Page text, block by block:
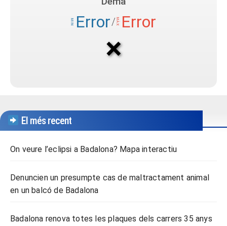
El més recent
On veure l’eclipsi a Badalona? Mapa interactiu
Denuncien un presumpte cas de maltractament animal
en un balcó de Badalona
Badalona renova totes les plaques dels carrers 35 anys